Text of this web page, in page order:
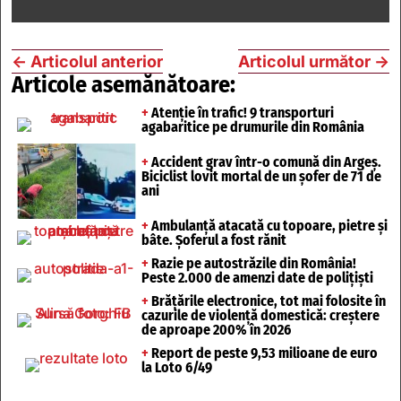
← Articolul anterior Articolul următor →
Articole asemănătoare:
+ Atenție în trafic! 9 transporturi
agabaritice pe drumurile din România
+ Accident grav într-o comună din Argeș.
Biciclist lovit mortal de un șofer de 71 de
ani
+ Ambulanță atacată cu topoare, pietre și
bâte. Șoferul a fost rănit
+ Razie pe autostrăzile din România!
Peste 2.000 de amenzi date de polițiști
+ Brățările electronice, tot mai folosite în
cazurile de violență domestică: creștere
de aproape 200% în 2026
+ Report de peste 9,53 milioane de euro
la Loto 6/49